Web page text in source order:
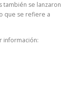
también se lanzaron
que se refiere a
información: